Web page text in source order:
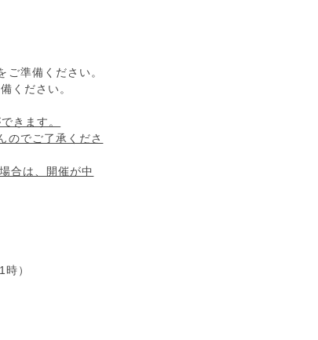
ご準備ください。
ください。
きます。
のでご了承くださ
合は、開催が中
）